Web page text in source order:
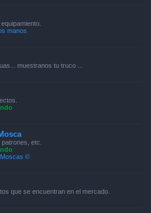
manos
muestranos tu truco ...
etc.
©
que se encuentran en el mercado.